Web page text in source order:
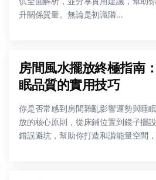
升關係質量。無論是初識階...
房間風水擺放終極指南
眠品質的實用技巧
你是否常感到房間雜亂影響運勢與睡
放的核心原則，從床鋪位置到鏡子擺
錯誤避坑，幫助你打造和諧能量空間